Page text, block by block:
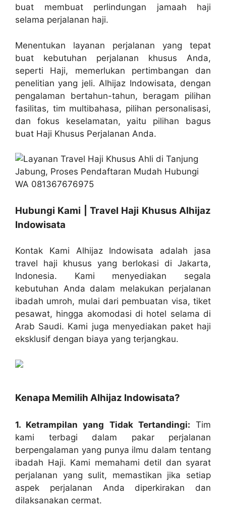
buat membuat perlindungan jamaah haji
selama perjalanan haji.
Menentukan layanan perjalanan yang tepat
buat kebutuhan perjalanan khusus Anda,
seperti Haji, memerlukan pertimbangan dan
penelitian yang jeli. Alhijaz Indowisata, dengan
pengalaman bertahun-tahun, beragam pilihan
fasilitas, tim multibahasa, pilihan personalisasi,
dan fokus keselamatan, yaitu pilihan bagus
buat Haji Khusus Perjalanan Anda.
Hubungi Kami | Travel Haji Khusus Alhijaz
Indowisata
Kontak Kami Alhijaz Indowisata adalah jasa
travel haji khusus yang berlokasi di Jakarta,
Indonesia. Kami menyediakan segala
kebutuhan Anda dalam melakukan perjalanan
ibadah umroh, mulai dari pembuatan visa, tiket
pesawat, hingga akomodasi di hotel selama di
Arab Saudi. Kami juga menyediakan paket haji
eksklusif dengan biaya yang terjangkau.
Kenapa Memilih Alhijaz Indowisata?
1. Ketrampilan yang Tidak Tertandingi: Tim
kami terbagi dalam pakar perjalanan
berpengalaman yang punya ilmu dalam tentang
ibadah Haji. Kami memahami detil dan syarat
perjalanan yang sulit, memastikan jika setiap
aspek perjalanan Anda diperkirakan dan
dilaksanakan cermat.